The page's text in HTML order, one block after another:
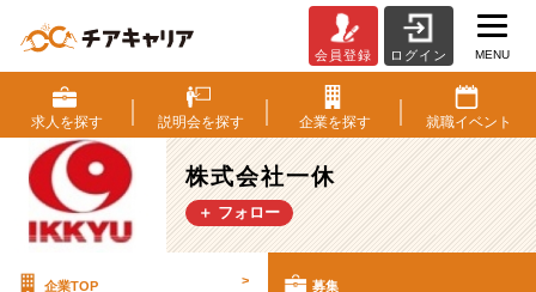
式
会
社
一
休
の
会員登録 ログイン MENU
求人を探す 説明会を探す 企業を探す 就職イベント
株式会社一休
＋ フォロー
企業TOP > 募集